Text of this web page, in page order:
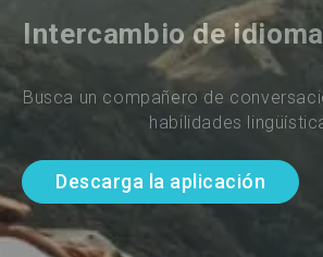
Intercambio de
Busca un compañero de
habilidades
Descarga la aplicación